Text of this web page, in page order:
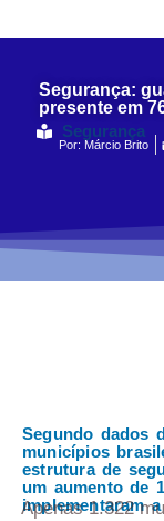
Segurança:
presente em
Segurança
Por: Márcio Brito
Segundo dados
municípios
estrutura de
um aumento de
implementaram
Apenas 1.322